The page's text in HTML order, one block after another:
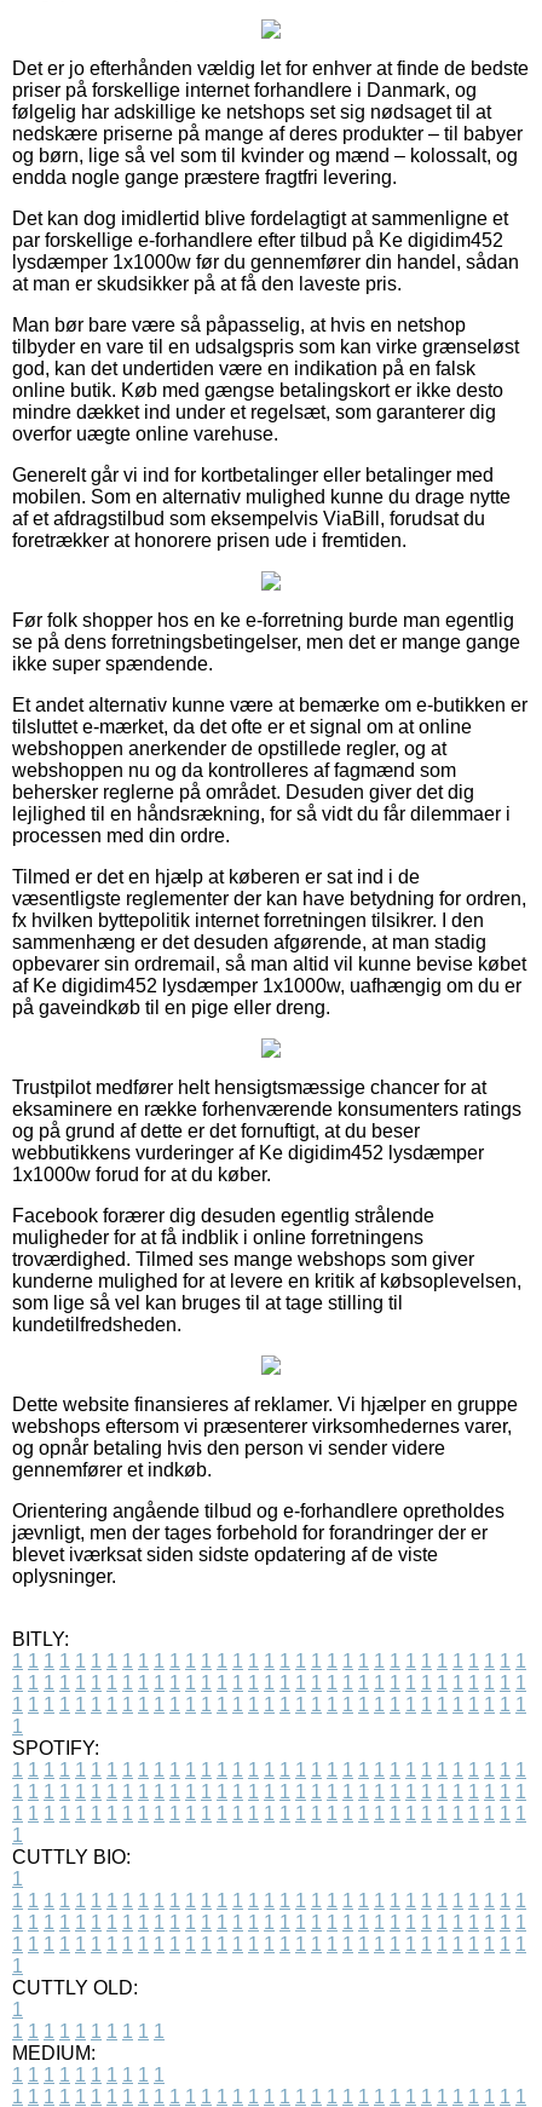
Det er jo efterhånden vældig let for enhver at finde de bedste
priser på forskellige internet forhandlere i Danmark, og
følgelig har adskillige ke netshops set sig nødsaget til at
nedskære priserne på mange af deres produkter – til babyer
og børn, lige så vel som til kvinder og mænd – kolossalt, og
endda nogle gange præstere fragtfri levering.
Det kan dog imidlertid blive fordelagtigt at sammenligne et
par forskellige e-forhandlere efter tilbud på Ke digidim452
lysdæmper 1x1000w før du gennemfører din handel, sådan
at man er skudsikker på at få den laveste pris.
Man bør bare være så påpasselig, at hvis en netshop
tilbyder en vare til en udsalgspris som kan virke grænseløst
god, kan det undertiden være en indikation på en falsk
online butik. Køb med gængse betalingskort er ikke desto
mindre dækket ind under et regelsæt, som garanterer dig
overfor uægte online varehuse.
Generelt går vi ind for kortbetalinger eller betalinger med
mobilen. Som en alternativ mulighed kunne du drage nytte
af et afdragstilbud som eksempelvis ViaBill, forudsat du
foretrækker at honorere prisen ude i fremtiden.
Før folk shopper hos en ke e-forretning burde man egentlig
se på dens forretningsbetingelser, men det er mange gange
ikke super spændende.
Et andet alternativ kunne være at bemærke om e-butikken er
tilsluttet e-mærket, da det ofte er et signal om at online
webshoppen anerkender de opstillede regler, og at
webshoppen nu og da kontrolleres af fagmænd som
behersker reglerne på området. Desuden giver det dig
lejlighed til en håndsrækning, for så vidt du får dilemmaer i
processen med din ordre.
Tilmed er det en hjælp at køberen er sat ind i de
væsentligste reglementer der kan have betydning for ordren,
fx hvilken byttepolitik internet forretningen tilsikrer. I den
sammenhæng er det desuden afgørende, at man stadig
opbevarer sin ordremail, så man altid vil kunne bevise købet
af Ke digidim452 lysdæmper 1x1000w, uafhængig om du er
på gaveindkøb til en pige eller dreng.
Trustpilot medfører helt hensigtsmæssige chancer for at
eksaminere en række forhenværende konsumenters ratings
og på grund af dette er det fornuftigt, at du beser
webbutikkens vurderinger af Ke digidim452 lysdæmper
1x1000w forud for at du køber.
Facebook forærer dig desuden egentlig strålende
muligheder for at få indblik i online forretningens
troværdighed. Tilmed ses mange webshops som giver
kunderne mulighed for at levere en kritik af købsoplevelsen,
som lige så vel kan bruges til at tage stilling til
kundetilfredsheden.
Dette website finansieres af reklamer. Vi hjælper en gruppe
webshops eftersom vi præsenterer virksomhedernes varer,
og opnår betaling hvis den person vi sender videre
gennemfører et indkøb.
Orientering angående tilbud og e-forhandlere opretholdes
jævnligt, men der tages forbehold for forandringer der er
blevet iværksat siden sidste opdatering af de viste
oplysninger.
BITLY:
1 1 1 1 1 1 1 1 1 1 1 1 1 1 1 1 1 1 1 1 1 1 1 1 1 1 1 1 1 1 1 1 1
1 1 1 1 1 1 1 1 1 1 1 1 1 1 1 1 1 1 1 1 1 1 1 1 1 1 1 1 1 1 1 1 1
1 1 1 1 1 1 1 1 1 1 1 1 1 1 1 1 1 1 1 1 1 1 1 1 1 1 1 1 1 1 1 1 1
1
SPOTIFY:
1 1 1 1 1 1 1 1 1 1 1 1 1 1 1 1 1 1 1 1 1 1 1 1 1 1 1 1 1 1 1 1 1
1 1 1 1 1 1 1 1 1 1 1 1 1 1 1 1 1 1 1 1 1 1 1 1 1 1 1 1 1 1 1 1 1
1 1 1 1 1 1 1 1 1 1 1 1 1 1 1 1 1 1 1 1 1 1 1 1 1 1 1 1 1 1 1 1 1
1
CUTTLY BIO:
1
1 1 1 1 1 1 1 1 1 1 1 1 1 1 1 1 1 1 1 1 1 1 1 1 1 1 1 1 1 1 1 1 1
1 1 1 1 1 1 1 1 1 1 1 1 1 1 1 1 1 1 1 1 1 1 1 1 1 1 1 1 1 1 1 1 1
1 1 1 1 1 1 1 1 1 1 1 1 1 1 1 1 1 1 1 1 1 1 1 1 1 1 1 1 1 1 1 1 1
1
CUTTLY OLD:
1
1 1 1 1 1 1 1 1 1 1
MEDIUM:
1 1 1 1 1 1 1 1 1 1
1 1 1 1 1 1 1 1 1 1 1 1 1 1 1 1 1 1 1 1 1 1 1 1 1 1 1 1 1 1 1 1 1